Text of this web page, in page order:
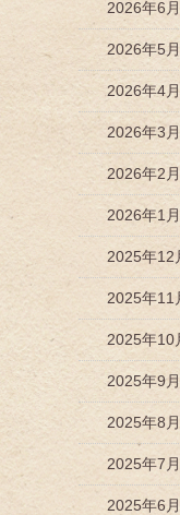
2026年6
2026年5
2026年4
2026年3
2026年2
2026年1
2025年12
2025年11
2025年10
2025年9
2025年8
2025年7
2025年6